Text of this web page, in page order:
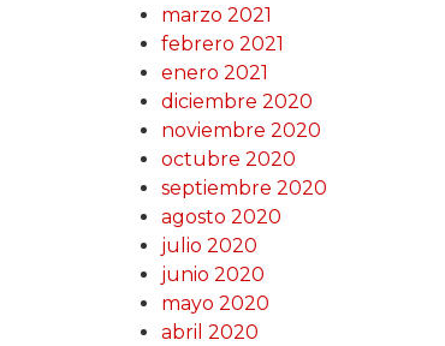
marzo 2021
febrero 2021
enero 2021
diciembre 2020
noviembre 2020
octubre 2020
septiembre 2020
agosto 2020
julio 2020
junio 2020
mayo 2020
abril 2020